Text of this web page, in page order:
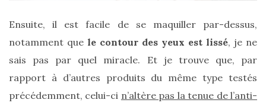
Ensuite, il est facile de se maquiller par-dessus,
notamment que le contour des yeux est lissé, je ne
sais pas par quel miracle. Et je trouve que, par
rapport à d’autres produits du même type testés
précédemment, celui-ci n’altère pas la tenue de l’anti-